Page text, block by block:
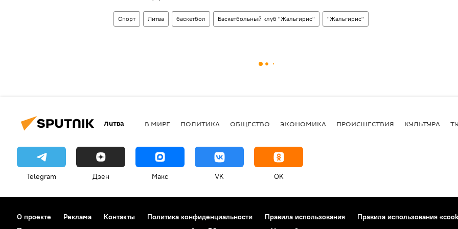
Спорт Литва баскетбол Баскетбольный клуб "Жальгирис" "Жальгирис"
Литва В МИРЕ ПОЛИТИКА ОБЩЕСТВО ЭКОНОМИКА ПРОИСШЕСТВИЯ КУЛЬТУРА
Telegram Дзен Макс VK OK
О проекте Реклама Контакты Политика конфиденциальности Правила использования
Правила использования